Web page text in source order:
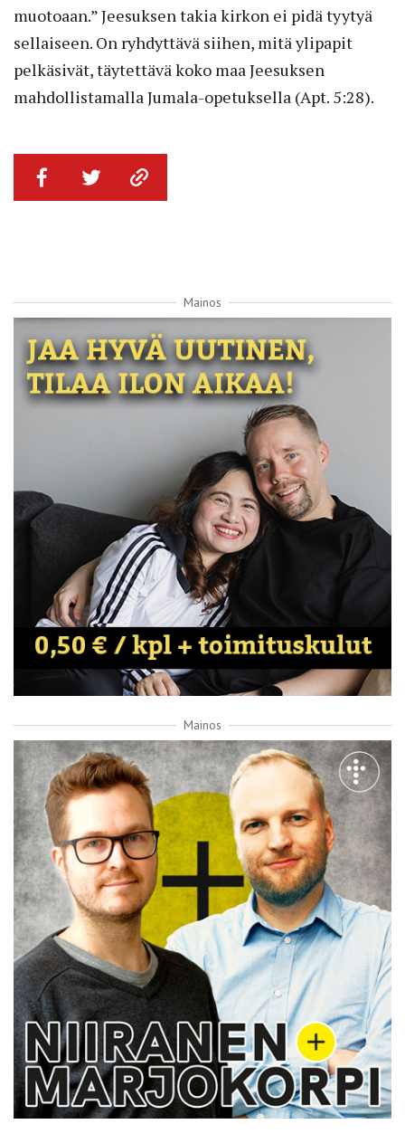
muotoaan.” Jeesuksen takia kirkon ei pidä tyytyä
sellaiseen. On ryhdyttävä siihen, mitä ylipapit
pelkäsivät, täytettävä koko maa Jeesuksen
mahdollistamalla Jumala-opetuksella (Apt. 5:28).
Mainos
Mainos